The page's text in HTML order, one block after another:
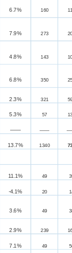
6.7% 160
7.9% 273
4.8% 143
6.8% 350
2.3% 321
5.3% 57
—— ——
13.7% 1340
11.1% 49
-4.1% 20
3.6% 49
2.9% 239
7.1% 49